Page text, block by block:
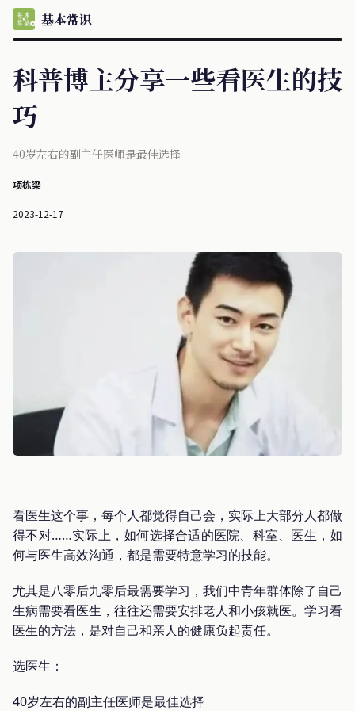
基本常识
科普博主分享一些看医生的技
巧
40岁左右的副主任医师是最佳选择
项栋梁
2023-12-17
看医生这个事，每个人都觉得自己会，实际上大部分人都做
得不对……实际上，如何选择合适的医院、科室、医生，如
何与医生高效沟通，都是需要特意学习的技能。
尤其是八零后九零后最需要学习，我们中青年群体除了自己
生病需要看医生，往往还需要安排老人和小孩就医。学习看
医生的方法，是对自己和亲人的健康负起责任。
选医生：
40岁左右的副主任医师是最佳选择